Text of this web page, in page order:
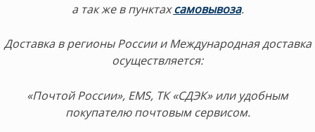
а так же в пунктахсамовывоза.
Доставка в регионы России и Международная доставка
осуществляется:
«Почтой России», EMS, ТК «СДЭК» или удобным
покупателю почтовым сервисом.